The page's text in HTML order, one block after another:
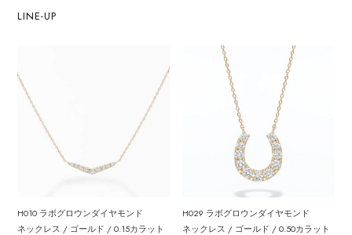
LINE-UP
H010 ラボグロウンダイヤモンド
ネックレス / ゴールド / 0.15カラット
H029 ラボグロウンダイヤモンド
ネックレス / ゴールド / 0.50カラット